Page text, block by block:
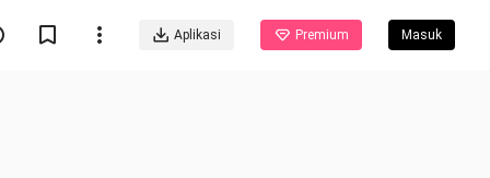
Aplikasi Premium Masuk